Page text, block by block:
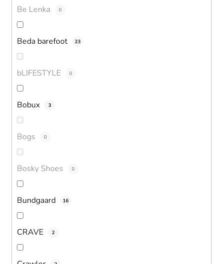
Be Lenka 0
Beda barefoot 23
bLIFESTYLE 0
Bobux 3
Bogs 0
Bosky Shoes 0
Bundgaard 16
CRAVE 2